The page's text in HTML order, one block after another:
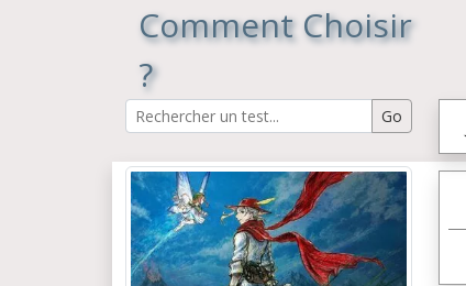
Comment Choisir
?